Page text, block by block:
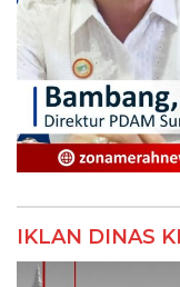
IKLAN DINAS